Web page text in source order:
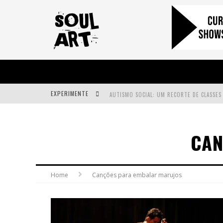
EXPERIMENTE
FAÇA O BEM! MAS, SEM OLHAR A QUEM!?
Home Canções para embalar marujos